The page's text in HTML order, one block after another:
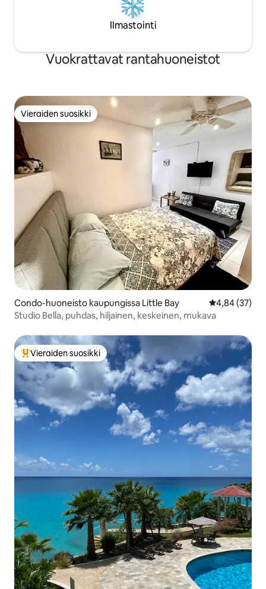
Ilmastointi
Vuokrattavat rantahuoneistot
Vieraiden suosikki
Vieraiden suosikki
Condo-huoneisto kaupungissa Little Bay
4,84 (37)
Studio Bella, puhdas, hiljainen, keskeinen, mukava
Vieraiden suosikkien parhaimmistoa
Vieraiden suosikki